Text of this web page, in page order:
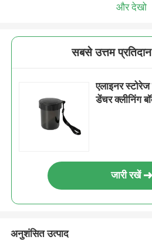
और देखो
सबसे उत्तम
एलाइनर
डेंचर क्लीनिंग
जारी रखें
अनुशंसित उत्पाद